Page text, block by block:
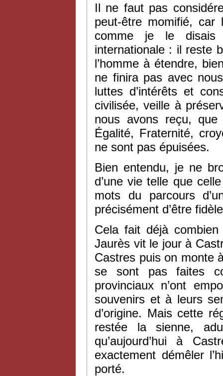
Il ne faut pas
peut-être momifié, car
comme je le disais
internationale : il reste
l’homme à étendre,
ne finira pas avec
luttes d’intérêts et
civilisée, veille à
nous avons reçu,
Égalité, Fraternité,
ne sont pas épuisées.
Bien entendu, je ne
d’une vie telle que
mots du parcours
précisément d’être
Cela fait déjà combien
Jaurès vit le jour à
Castres puis on monte
se sont pas faites
provinciaux n’ont
souvenirs et à leurs
d’origine. Mais cette
restée la sienne,
qu’aujourd’hui à
exactement démêler
porté.